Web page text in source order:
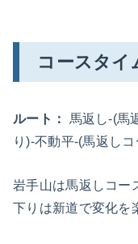
コースタイ
ルート： 馬返し-(馬
り)-不動平-(馬返し
岩手山は馬返しコー
下りは新道で変化を